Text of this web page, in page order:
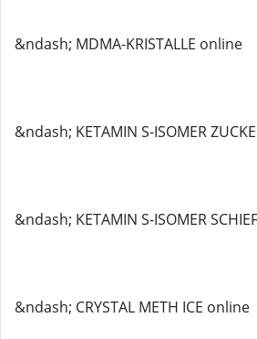
&ndash; MDMA-KRISTALLE online
&ndash; KETAMIN S-ISOMER
&ndash; KETAMIN S-ISOMER
&ndash; CRYSTAL METH ICE online